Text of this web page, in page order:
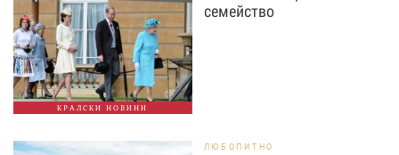
КРАЛСКИ НОВИНИ
семейство
ЛЮБОПИТНО